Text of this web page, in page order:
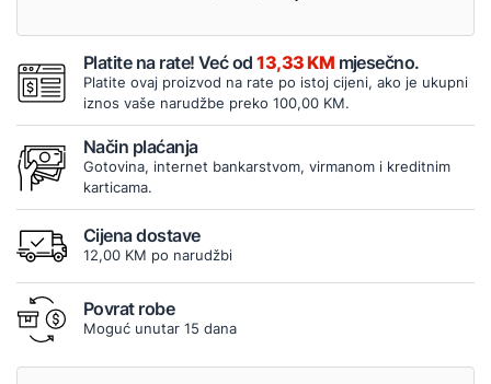
Platite na rate! Već od13,33 KM mjesečno.
Platite ovaj proizvod na rate po istoj cijeni, ako je ukupni
iznos vaše narudžbe preko 100,00 KM.
Način plaćanja
Gotovina, internet bankarstvom, virmanom i kreditnim
karticama.
Cijena dostave
12,00 KM po narudžbi
Povrat robe
Moguć unutar 15 dana